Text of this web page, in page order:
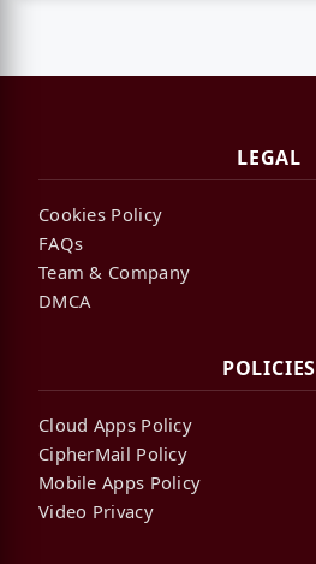
LEGAL
Cookies Policy
FAQs
Team & Company
DMCA
POLICIES
Cloud Apps Policy
CipherMail Policy
Mobile Apps Policy
Video Privacy